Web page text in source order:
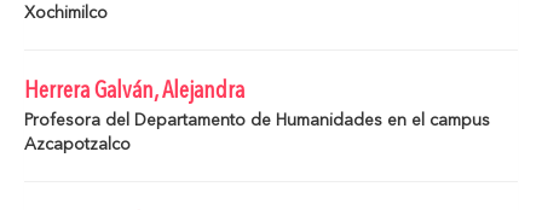
Xochimilco
Herrera Galván, Alejandra
Profesora del Departamento de Humanidades en el campus
Azcapotzalco